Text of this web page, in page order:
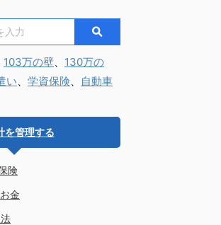
103万の壁
130万の
い 学資保険
自動車
を管理する
険
金